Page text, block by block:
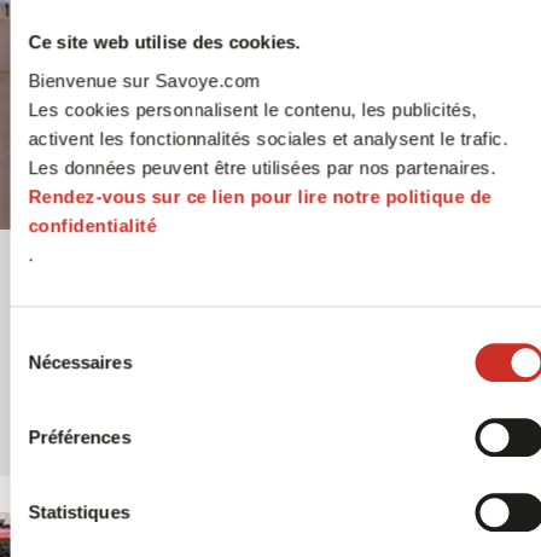
Ce site web utilise des cookies.
Bienvenue sur Savoye.com
Les cookies personnalisent le contenu, les publicités,
activent les fonctionnalités sociales et analysent le trafic.
Les données peuvent être utilisées par nos partenaires.
Rendez-vous sur ce lien pour lire notre politique de
confidentialité
.
Nécessaires
Préférences
Statistiques
rapprochement commandes fournisseurs, gestion
d'emplacement, gestion des litiges.